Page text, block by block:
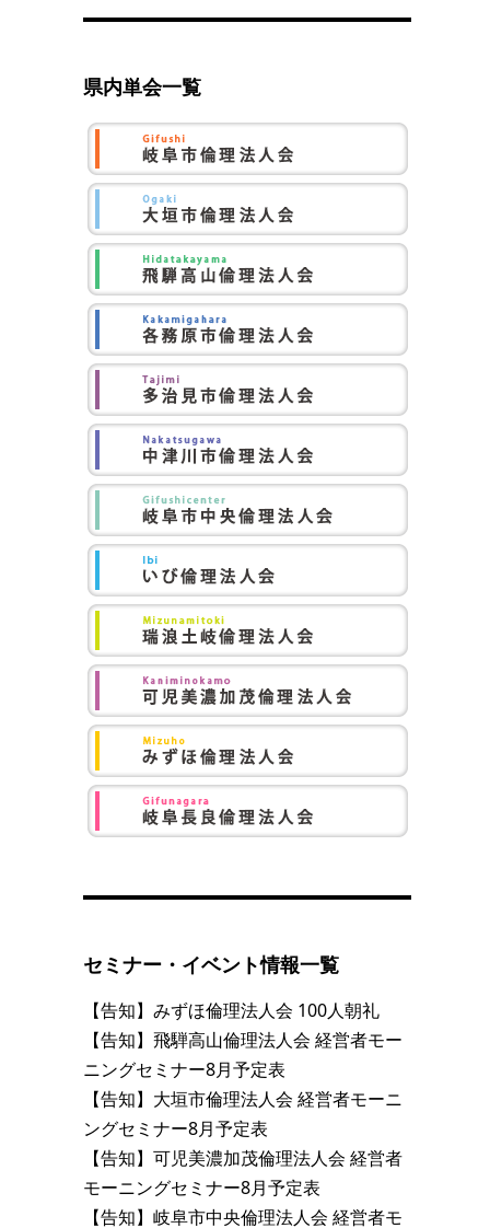
県内単会一覧
セミナー・イベント情報一覧
【告知】みずほ倫理法人会 100人朝礼
【告知】飛騨高山倫理法人会 経営者モー
ニングセミナー8月予定表
【告知】大垣市倫理法人会 経営者モーニ
ングセミナー8月予定表
【告知】可児美濃加茂倫理法人会 経営者
モーニングセミナー8月予定表
【告知】岐阜市中央倫理法人会 経営者モ